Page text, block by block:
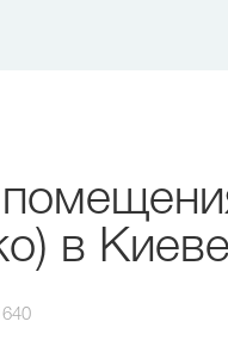
в Киеве